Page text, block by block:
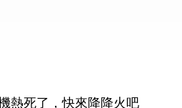
死了，快來降降火吧